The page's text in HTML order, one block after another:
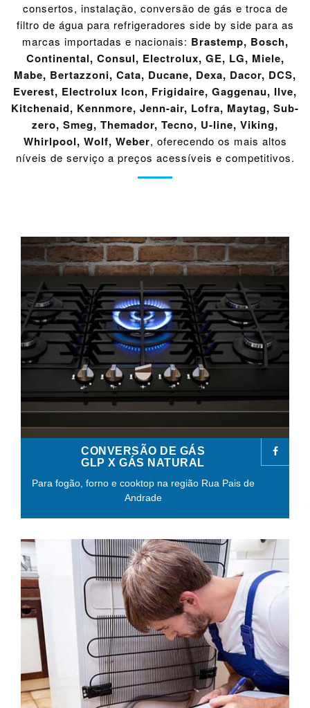
consertos, instalação, conversão de gás e troca de
filtro de água para refrigeradores side by side para as
marcas importadas e nacionais: Brastemp, Bosch,
Continental, Consul, Electrolux, GE, LG, Miele,
Mabe, Bertazzoni, Cata, Ducane, Dexa, Dacor, DCS,
Everest, Electrolux Icon, Frigidaire, Gaggenau, Ilve,
Kitchenaid, Kennmore, Jenn-air, Lofra, Maytag, Sub-
zero, Smeg, Themador, Tecno, U-line, Viking,
Whirlpool, Wolf, Weber, oferecendo os mais altos
níveis de serviço a preços acessíveis e competitivos.
CONVERSÃO DE GÁS
GLP X GÁS NATURAL
Para fogão, forno e cooktop na região Rua Pais de
Andrade